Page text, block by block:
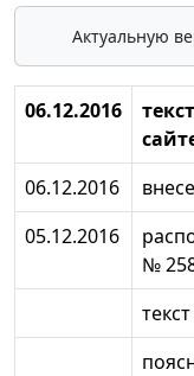
Актуальную
06.12.2016
06.12.2016
05.12.2016
№